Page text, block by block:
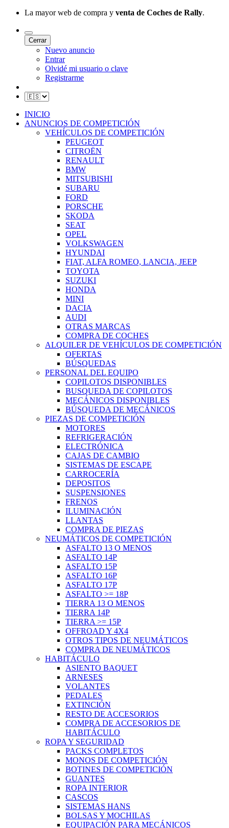
La mayor web de compra y venta de Coches de Rally.
Cerrar
Nuevo anuncio
Entrar
Olvidé mi usuario o clave
Registrarme
INICIO
ANUNCIOS DE COMPETICIÓN
VEHÍCULOS DE COMPETICIÓN
PEUGEOT
CITROËN
RENAULT
BMW
MITSUBISHI
SUBARU
FORD
PORSCHE
SKODA
SEAT
OPEL
VOLKSWAGEN
HYUNDAI
FIAT, ALFA ROMEO, LANCIA, JEEP
TOYOTA
SUZUKI
HONDA
MINI
DACIA
AUDI
OTRAS MARCAS
COMPRA DE COCHES
ALQUILER DE VEHÍCULOS DE COMPETICIÓN
OFERTAS
BÚSQUEDAS
PERSONAL DEL EQUIPO
COPILOTOS DISPONIBLES
BUSQUEDA DE COPILOTOS
MECÁNICOS DISPONIBLES
BÚSQUEDA DE MECÁNICOS
PIEZAS DE COMPETICIÓN
MOTORES
REFRIGERACIÓN
ELECTRÓNICA
CAJAS DE CAMBIO
SISTEMAS DE ESCAPE
CARROCERÍA
DEPOSITOS
SUSPENSIONES
FRENOS
ILUMINACIÓN
LLANTAS
COMPRA DE PIEZAS
NEUMÁTICOS DE COMPETICIÓN
ASFALTO 13 O MENOS
ASFALTO 14P
ASFALTO 15P
ASFALTO 16P
ASFALTO 17P
ASFALTO >= 18P
TIERRA 13 O MENOS
TIERRA 14P
TIERRA >= 15P
OFFROAD Y 4X4
OTROS TIPOS DE NEUMÁTICOS
COMPRA DE NEUMÁTICOS
HABITÁCULO
ASIENTO BAQUET
ARNESES
VOLANTES
PEDALES
EXTINCIÓN
RESTO DE ACCESORIOS
COMPRA DE ACCESORIOS DE
HABITÁCULO
ROPA Y SEGURIDAD
PACKS COMPLETOS
MONOS DE COMPETICIÓN
BOTINES DE COMPETICIÓN
GUANTES
ROPA INTERIOR
CASCOS
SISTEMAS HANS
BOLSAS Y MOCHILAS
EQUIPACIÓN PARA MECÁNICOS